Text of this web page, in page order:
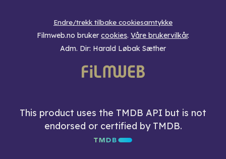
Endre/trekk tilbake cookiesamtykke
Filmweb.no bruker cookies. Våre brukervilkår.
Adm. Dir: Harald Løbak Sæther
This product uses the TMDB API but is not
endorsed or certified by TMDB.